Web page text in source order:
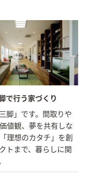
で行う家づくり
脚」です。間取りや
値観、夢を共有しな
理想のカタチ」を創
トまで、暮らしに関